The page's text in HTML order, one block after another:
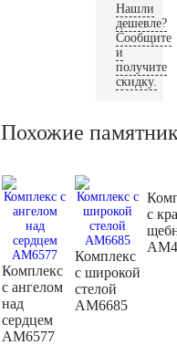
Нашли
дешевле?
Сообщите
и
получите
скидку.
Похожие
Комплекс
с ангелом
над
сердцем
AM6577
Комплекс
с широкой
стелой
AM6685
с